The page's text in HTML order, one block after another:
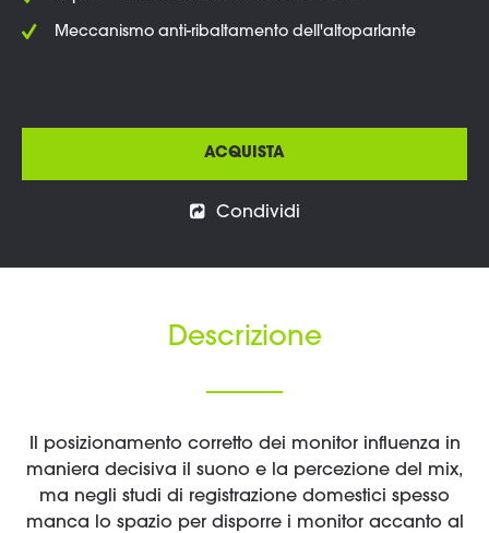
Meccanismo anti-ribaltamento dell'altoparlante
ACQUISTA
Condividi
Descrizione
Il posizionamento corretto dei monitor influenza in
maniera decisiva il suono e la percezione del mix,
ma negli studi di registrazione domestici spesso
manca lo spazio per disporre i monitor accanto al